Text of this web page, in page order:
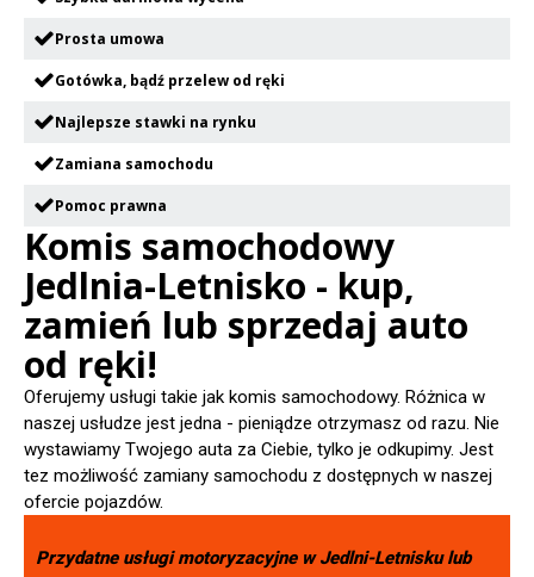
Prosta umowa
Gotówka, bądź przelew od ręki
Najlepsze stawki na rynku
Zamiana samochodu
Pomoc prawna
Komis samochodowy
Jedlnia-Letnisko - kup,
zamień lub sprzedaj auto
od ręki!
Oferujemy usługi takie jak komis samochodowy. Różnica w
naszej usłudze jest jedna - pieniądze otrzymasz od razu. Nie
wystawiamy Twojego auta za Ciebie, tylko je odkupimy. Jest
tez możliwość zamiany samochodu z dostępnych w naszej
ofercie pojazdów.
Przydatne usługi motoryzacyjne wJedlni-Letniskulub